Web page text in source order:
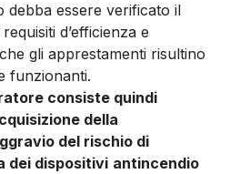
debba essere verificato il
d’efficienza e
gli apprestamenti risultino
funzionanti.
consiste quindi
della
del rischio di
dei dispositivi antincendio